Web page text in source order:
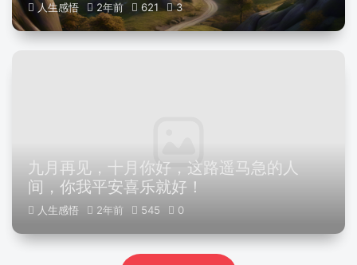
人生感悟 2年前 621 3
九月再见，十月你好，这路遥马急的人
间，你我平安喜乐就好！
人生感悟 2年前 545 0